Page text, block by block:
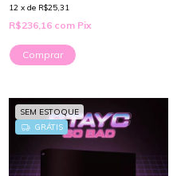
12 x de R$25,31
R$236,16 com Pix
SEM ESTOQUE
GRÁTIS